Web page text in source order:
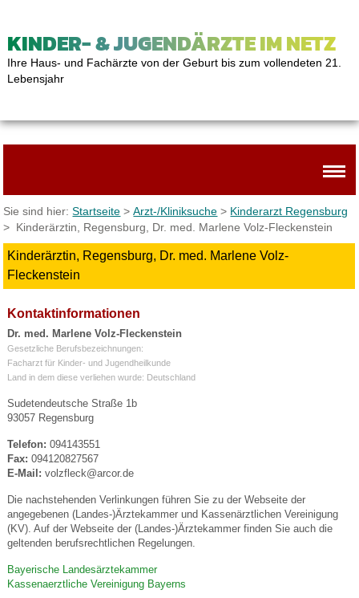
KINDER- & JUGENDÄRZTE IM NETZ
Ihre Haus- und Fachärzte von der Geburt bis zum vollendeten 21.
Lebensjahr
Sie sind hier:Startseite >Arzt-/Kliniksuche > Kinderarzt Regensburg
> Kinderärztin, Regensburg, Dr. med. Marlene Volz-Fleckenstein
Kinderärztin, Regensburg, Dr. med. Marlene Volz-
Fleckenstein
Kontaktinformationen
Dr. med. Marlene Volz-Fleckenstein
Gesetzliche Berufsbezeichnungen:
Facharzt für Kinder- und Jugendheilkunde
Land in dem diese verliehen wurde: Deutschland
Sudetendeutsche Straße 1b
93057 Regensburg
Telefon: 094143551
Fax: 094120827567
E-Mail: volzfleck@arcor.de
Die nachstehenden Verlinkungen führen Sie zu der Webseite der
angegebenen (Landes-)Ärztekammer und Kassenärztlichen Vereinigung
(KV). Auf der Webseite der (Landes-)Ärztekammer finden Sie auch die
geltenden berufsrechtlichen Regelungen.
Bayerische Landesärztekammer
Kassenaerztliche Vereinigung Bayerns